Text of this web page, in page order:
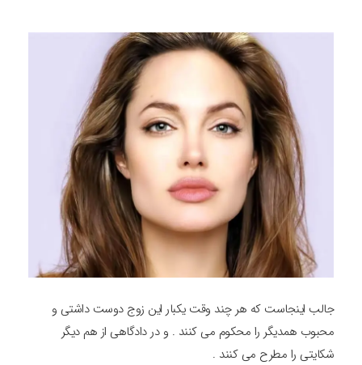
جالب اینجاست که هر چند وقت یکبار این زوج دوست داشتی و
محبوب همدیگر را محکوم می کنند . و در دادگاهی از هم دیگر
شکایتی را مطرح می کنند .